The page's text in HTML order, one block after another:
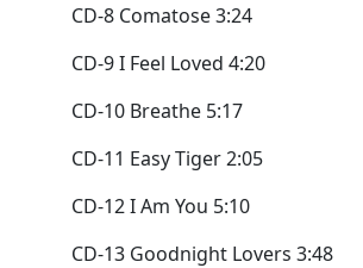
CD-8 Comatose 3:24
CD-9 I Feel Loved 4:20
CD-10 Breathe 5:17
CD-11 Easy Tiger 2:05
CD-12 I Am You 5:10
CD-13 Goodnight Lovers 3:48